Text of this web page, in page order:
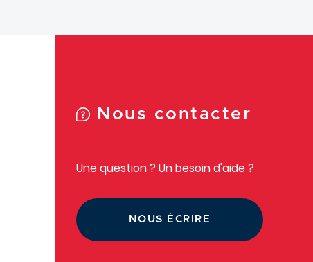
Nous contacter
Une question ? Un besoin d'aide ?
NOUS ÉCRIRE